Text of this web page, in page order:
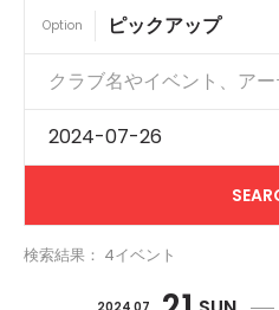
Option
検索結果： 4イベント